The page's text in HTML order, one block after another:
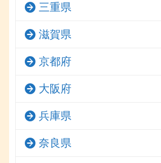
三重県
滋賀県
京都府
大阪府
兵庫県
奈良県